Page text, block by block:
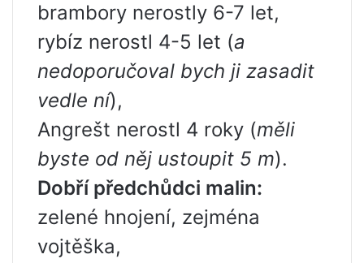
brambory nerostly 6-7 let,
rybíz nerostl 4-5 let (a
nedoporučoval bych ji zasadit
vedle ní),
Angrešt nerostl 4 roky (měli
byste od něj ustoupit 5 m).
Dobří předchůdci malin:
zelené hnojení, zejména
vojtěška,